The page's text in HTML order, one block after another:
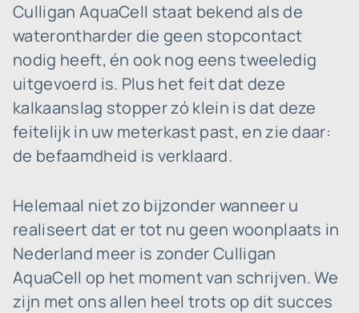
Culligan AquaCell staat bekend als de
waterontharder die geen stopcontact
nodig heeft, én ook nog eens tweeledig
uitgevoerd is. Plus het feit dat deze
kalkaanslag stopper zó klein is dat deze
feitelijk in uw meterkast past, en zie daar:
de befaamdheid is verklaard.
Helemaal niet zo bijzonder wanneer u
realiseert dat er tot nu geen woonplaats in
Nederland meer is zonder Culligan
AquaCell op het moment van schrijven. We
zijn met ons allen heel trots op dit succes